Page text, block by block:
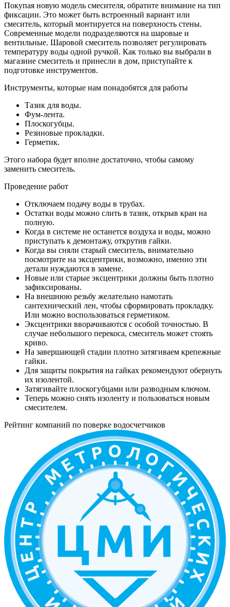
Покупая новую модель смесителя, обратите внимание на тип
фиксации. Это может быть встроенный вариант или
смеситель, который монтируется на поверхность стены.
Современные модели подразделяются на шаровые и
вентильные. Шаровой смеситель позволяет регулировать
температуру воды одной ручкой. Как только вы выбрали в
магазине смеситель и принесли в дом, приступайте к
подготовке инструментов.
Инструменты, которые нам понадобятся для работы
Тазик для воды.
Фум-лента.
Плоскогубцы.
Резиновые прокладки.
Герметик.
Этого набора будет вполне достаточно, чтобы самому
заменить смеситель.
Проведение работ
Отключаем подачу воды в трубах.
Остатки воды можно слить в тазик, открыв кран на
полную.
Когда в системе не останется воздуха и воды, можно
приступать к демонтажу, открутив гайки.
Когда вы сняли старый смеситель, внимательно
посмотрите на эксцентрики, возможно, именно эти
детали нуждаются в замене.
Новые или старые эксцентрики должны быть плотно
зафиксированы.
На внешнюю резьбу желательно намотать
сантехнический лен, чтобы сформировать прокладку.
Или можно воспользоваться герметиком.
Эксцентрики вворачиваются с особой точностью. В
случае небольшого перекоса, смеситель может стоять
криво.
На завершающей стадии плотно затягиваем крепежные
гайки.
Для защиты покрытия на гайках рекомендуют обернуть
их изолентой.
Затягивайте плоскогубцами или разводным ключом.
Теперь можно снять изоленту и пользоваться новым
смесителем.
Рейтинг компаний по поверке водосчетчиков